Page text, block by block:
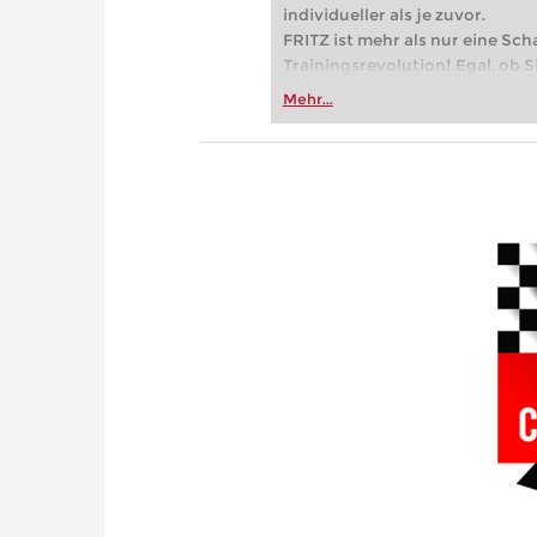
individueller als je zuvor.
FRITZ ist mehr als nur eine
Trainingsrevolution! Egal, ob
Vereinsschachs machen oder
zuvor.
Mehr...